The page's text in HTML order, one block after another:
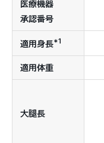
医療機器
承認番号
適用身長*1
適用体重
大腿長